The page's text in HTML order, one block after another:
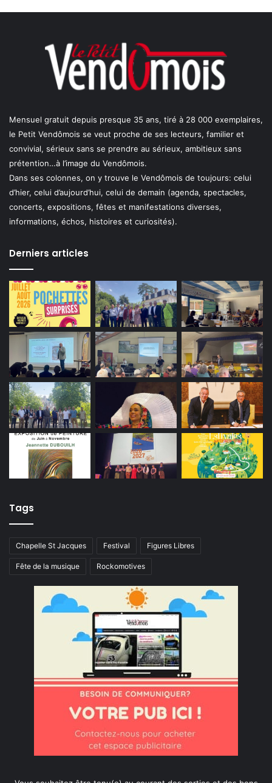
Mensuel gratuit depuis presque 35 ans, tiré à 28 000 exemplaires,
le Petit Vendômois se veut proche de ses lecteurs, familier et
convivial, sérieux sans se prendre au sérieux, ambitieux sans
prétention…à l’image du Vendômois.
Dans ses colonnes, on y trouve le Vendômois de toujours: celui
d’hier, celui d’aujourd’hui, celui de demain (agenda, spectacles,
concerts, expositions, fêtes et manifestations diverses,
informations, échos, histoires et curiosités).
Derniers articles
Tags
Chapelle St Jacques Festival Figures Libres
Fête de la musique Rockomotives